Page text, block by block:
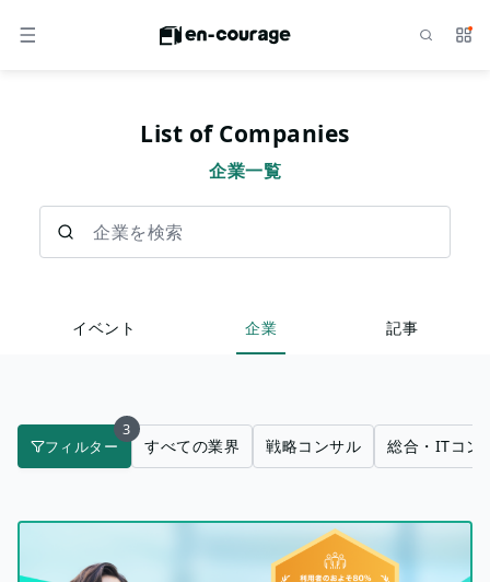
メニュー サ
List of Companies
企業一覧
イベント 企業 記事
フィルター
3
すべての業界 戦略コンサル 総合・ITコン